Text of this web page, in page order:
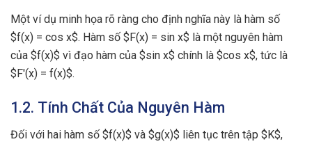
Một ví dụ minh họa rõ ràng cho định nghĩa này là hàm số
$f(x) = cos x$. Hàm số $F(x) = sin x$ là một nguyên hàm
của $f(x)$ vì đạo hàm của $sin x$ chính là $cos x$, tức là
$F'(x) = f(x)$.
1.2. Tính Chất Của Nguyên Hàm
Đối với hai hàm số $f(x)$ và $g(x)$ liên tục trên tập $K$,